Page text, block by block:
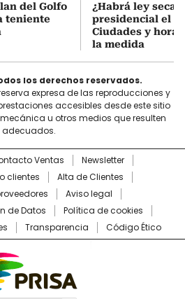
del Golfo
teniente
¿Habrá ley seca
presidencial el 7
Ciudades y
la medida
los derechos reservados.
expresa de las reproducciones y
accesibles desde este sitio
u otros medios que resulten
adecuados.
Ventas
Newsletter
clientes
Alta de Clientes
Aviso legal
de Datos
Política de cookies
Transparencia Código Ético